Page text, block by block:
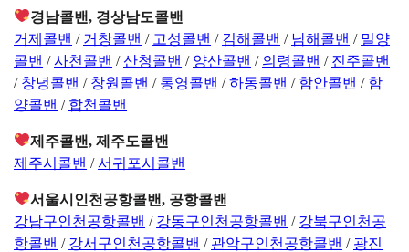
경남콜밴, 경상남도콜밴
거제콜밴 / 거창콜밴 / 고성콜밴 / 김해콜밴 / 남해콜밴 / 밀양
콜밴 /사천콜밴 /산청콜밴 / 양산콜밴 / 의령콜밴 / 진주콜밴
/ 창녕콜밴 / 창원콜밴 / 통영콜밴 /하동콜밴 / 함안콜밴 / 함
양콜밴 / 합천콜밴
제주콜밴, 제주도콜밴
제주시콜밴 /서귀포시콜밴
서울시인천공항콜밴, 공항콜밴
강남구인천공항콜밴 / 강동구인천공항콜밴 / 강북구인천공
항콜밴 / 강서구인천공항콜밴 / 관악구인천공항콜밴 / 광진